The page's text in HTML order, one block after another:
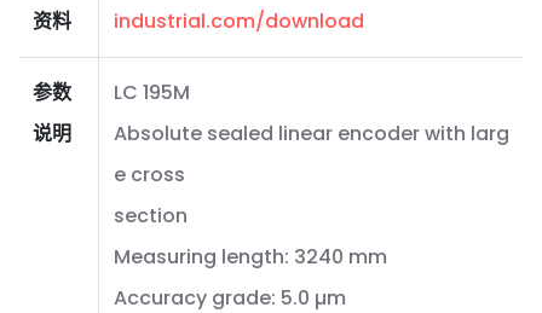
资料
industrial.com/download
参数
说明
LC 195M
Absolute sealed linear encoder with larg
e cross
section
Measuring length: 3240 mm
Accuracy grade: 5.0 µm